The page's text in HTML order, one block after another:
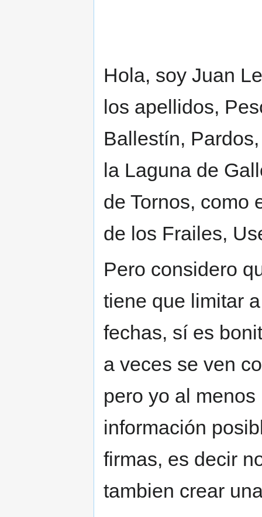
Hola, soy Juan
los apellidos,
Ballestín,
la Laguna de
de Tornos, como
de los Frailes,
Pero considero
tiene que limitar
fechas, sí es
a veces se ven
pero yo al
información
firmas, es decir
tambien crear